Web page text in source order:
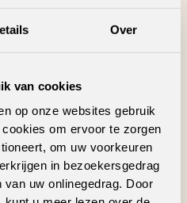
Over
van cookies
op onze websites gebruik
om ervoor te zorgen
om uw voorkeuren
in bezoekersgedrag
van uw onlinegedrag. Door